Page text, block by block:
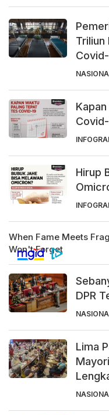
Triliun
Hirup
DPR
Lima